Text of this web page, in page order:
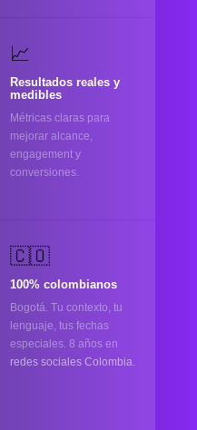
📈
Resultados reales y
medibles
Métricas claras para
mejorar alcance,
engagement y
conversiones.
🇨🇴
100% colombianos
Bogotá. Tu contexto, tu
lenguaje, tus fechas
especiales. 8 años en
redes sociales Colombia.